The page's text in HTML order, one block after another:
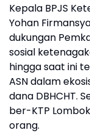
Kepala BPJS
Yohan
dukungan
sosial
hingga saat ini
ASN dalam
dana DBHCHT.
ber-KTP
orang.